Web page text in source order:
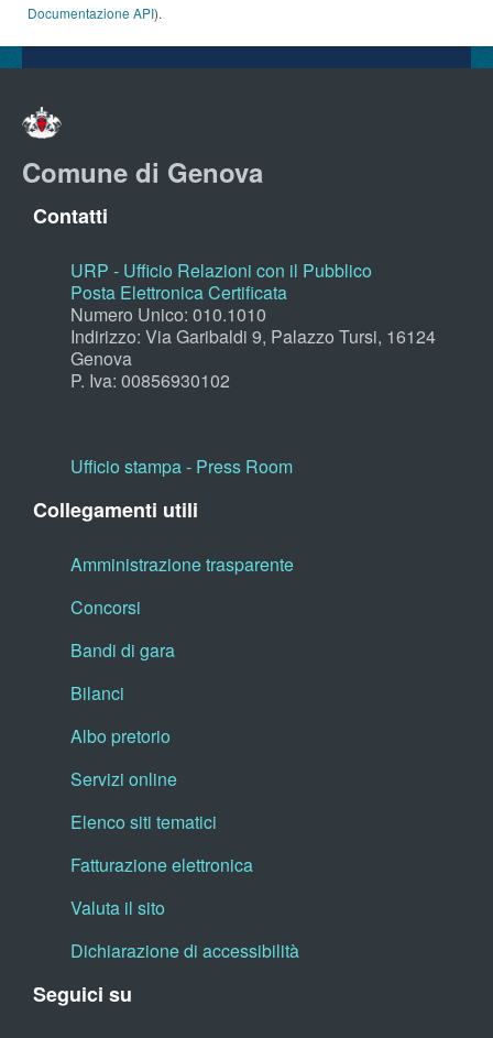
Documentazione API).
Comune di Genova
Contatti
URP - Ufficio Relazioni con il Pubblico
Posta Elettronica Certificata
Numero Unico: 010.1010
Indirizzo: Via Garibaldi 9, Palazzo Tursi, 16124
Genova
P. Iva: 00856930102
Ufficio stampa - Press Room
Collegamenti utili
Amministrazione trasparente
Concorsi
Bandi di gara
Bilanci
Albo pretorio
Servizi online
Elenco siti tematici
Fatturazione elettronica
Valuta il sito
Dichiarazione di accessibilità
Seguici su